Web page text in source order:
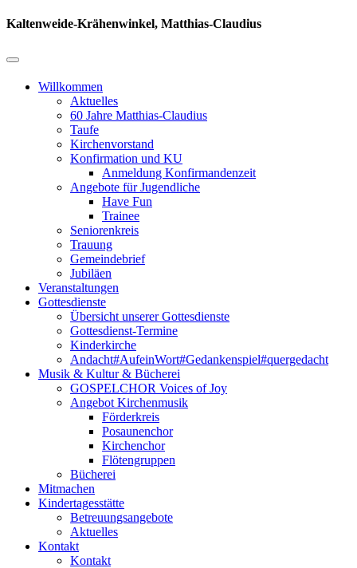
Kaltenweide-Krähenwinkel, Matthias-Claudius
Willkommen
Aktuelles
60 Jahre Matthias-Claudius
Taufe
Kirchenvorstand
Konfirmation und KU
Anmeldung Konfirmandenzeit
Angebote für Jugendliche
Have Fun
Trainee
Seniorenkreis
Trauung
Gemeindebrief
Jubiläen
Veranstaltungen
Gottesdienste
Übersicht unserer Gottesdienste
Gottesdienst-Termine
Kinderkirche
Andacht#AufeinWort#Gedankenspiel#quergedacht
Musik & Kultur & Bücherei
GOSPELCHOR Voices of Joy
Angebot Kirchenmusik
Förderkreis
Posaunenchor
Kirchenchor
Flötengruppen
Bücherei
Mitmachen
Kindertagesstätte
Betreuungsangebote
Aktuelles
Kontakt
Kontakt